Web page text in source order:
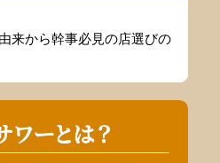
来から幹事必⾒の店選びの